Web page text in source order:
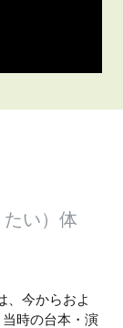
い）体
、今からおよ
時の台本・演